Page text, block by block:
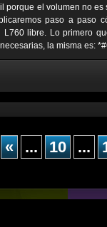
porque el volumen no
paso a paso
libre. Lo primero
la misma es:
« ... 10 ...